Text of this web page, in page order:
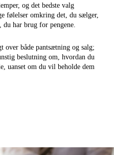
og det bedste valg
følelser omkring det, du sælger,
du har brug for pengene.
over både pantsætning og salg;
beslutning om, hvordan du
uanset om du vil beholde dem